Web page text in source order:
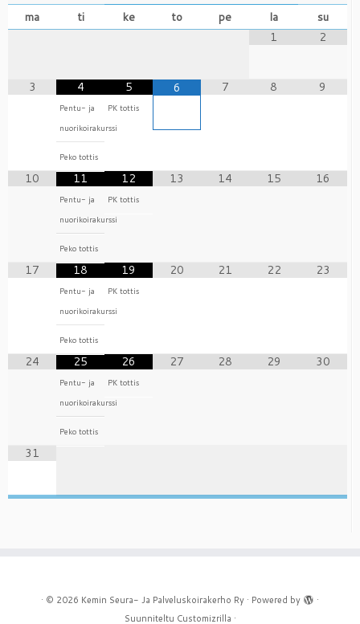
ma ti ke to pe la
su
1
2
3 4
Pentu- ja
nuorikoirakurssi
Peko tottis
5
PK tottis
6 7 8 9
10 11
Pentu- ja
nuorikoirakurssi
Peko tottis
12
PK tottis
13 14 15 16
17 18
Pentu- ja
nuorikoirakurssi
Peko tottis
19
PK tottis
20 21 22 23
24 25
Pentu- ja
nuorikoirakurssi
Peko tottis
26
PK tottis
27 28 29 30
31
· © 2026 Kemin Seura- Ja Palveluskoirakerho Ry · Powered by
·
Suunniteltu Customizrilla ·